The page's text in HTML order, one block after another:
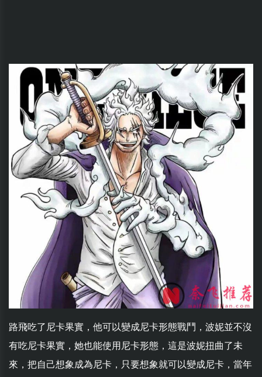
路飛吃了尼卡果實，他可以變成尼卡形態戰鬥，波妮並不沒
有吃尼卡果實，她也能使用尼卡形態，這是波妮扭曲了未
來，把自己想象成為尼卡，只要想象就可以變成尼卡，當年